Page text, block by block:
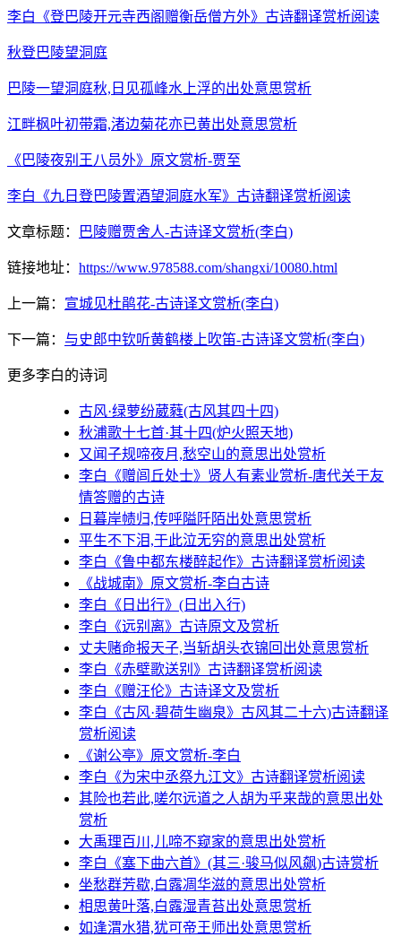
李白《登巴陵开元寺西阁赠衡岳僧方外》古诗翻译赏析阅读
秋登巴陵望洞庭
巴陵一望洞庭秋,日见孤峰水上浮的出处意思赏析
江畔枫叶初带霜,渚边菊花亦已黄出处意思赏析
《巴陵夜别王八员外》原文赏析-贾至
李白《九日登巴陵置酒望洞庭水军》古诗翻译赏析阅读
文章标题： 巴陵赠贾舍人-古诗译文赏析(李白)
链接地址： https://www.978588.com/shangxi/10080.html
上一篇： 宣城见杜鹃花-古诗译文赏析(李白)
下一篇： 与史郎中钦听黄鹤楼上吹笛-古诗译文赏析(李白)
更多李白的诗词
古风·绿萝纷葳蕤(古风其四十四)
秋浦歌十七首·其十四(炉火照天地)
又闻子规啼夜月,愁空山的意思出处赏析
李白《赠闾丘处士》贤人有素业赏析-唐代关于友
情答赠的古诗
日暮岸帻归,传呼隘阡陌出处意思赏析
平生不下泪,于此泣无穷的意思出处赏析
李白《鲁中都东楼醉起作》古诗翻译赏析阅读
《战城南》原文赏析-李白古诗
李白《日出行》(日出入行)
李白《远别离》古诗原文及赏析
丈夫赌命报天子,当斩胡头衣锦回出处意思赏析
李白《赤壁歌送别》古诗翻译赏析阅读
李白《赠汪伦》古诗译文及赏析
李白《古风·碧荷生幽泉》古风其二十六)古诗翻译
赏析阅读
《谢公亭》原文赏析-李白
李白《为宋中丞祭九江文》古诗翻译赏析阅读
其险也若此,嗟尔远道之人胡为乎来哉的意思出处
赏析
大禹理百川,儿啼不窥家的意思出处赏析
李白《塞下曲六首》(其三·骏马似风飙)古诗赏析
坐愁群芳歇,白露凋华滋的意思出处赏析
相思黄叶落,白露湿青苔出处意思赏析
如逢渭水猎,犹可帝王师出处意思赏析